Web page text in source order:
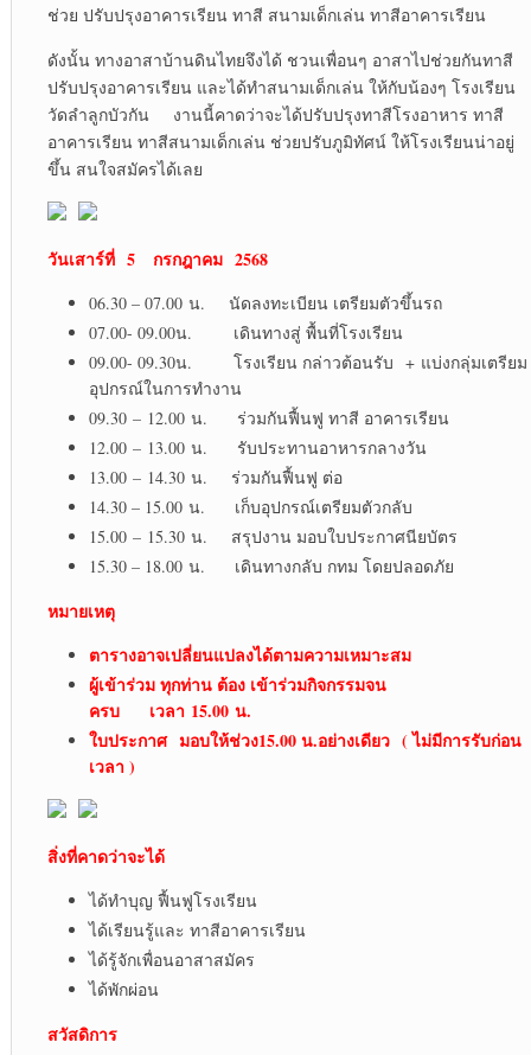
ช่วย ปรับปรุงอาคารเรียน ทาสี สนามเด็กเล่น ทาสีอาคารเรียน
ดังนั้น ทางอาสาบ้านดินไทยจึงได้ ชวนเพื่อนๆ อาสาไปช่วยกันทาสี
ปรับปรุงอาคารเรียน และได้ทำสนามเด็กเล่น ให้กับน้องๆ โรงเรียน
วัดลำลูกบัวกัน งานนี้คาดว่าจะได้ปรับปรุงทาสีโรงอาหาร ทาสี
อาคารเรียน ทาสีสนามเด็กเล่น ช่วยปรับภูมิทัศน์ ให้โรงเรียนน่าอยู่
ขึ้น สนใจสมัครได้เลย
วันเสาร์ที่ 5 กรกฎาคม 2568
06.30 – 07.00 น. นัดลงทะเบียน เตรียมตัวขึ้นรถ
07.00- 09.00น. เดินทางสู่ พื้นที่โรงเรียน
09.00- 09.30น. โรงเรียน กล่าวต้อนรับ + แบ่งกลุ่มเตรียม
อุปกรณ์ในการทำงาน
09.30 – 12.00 น. ร่วมกันฟื้นฟู ทาสี อาคารเรียน
12.00 – 13.00 น. รับประทานอาหารกลางวัน
13.00 – 14.30 น. ร่วมกันฟื้นฟู ต่อ
14.30 – 15.00 น. เก็บอุปกรณ์เตรียมตัวกลับ
15.00 – 15.30 น. สรุปงาน มอบใบประกาศนียบัตร
15.30 – 18.00 น. เดินทางกลับ กทม โดยปลอดภัย
หมายเหตุ
ตารางอาจเปลี่ยนแปลงได้ตามความเหมาะสม
ผู้เข้าร่วม ทุกท่าน ต้อง เข้าร่วมกิจกรรมจน
ครบ เวลา 15.00 น.
ใบประกาศ มอบให้ช่วง15.00 น.อย่างเดียว ( ไม่มีการรับก่อน
เวลา )
สิ่งที่คาดว่าจะได้
ได้ทำบุญ ฟื้นฟูโรงเรียน
ได้เรียนรู้และ ทาสีอาคารเรียน
ได้รู้จักเพื่อนอาสาสมัคร
ได้พักผ่อน
สวัสดิการ